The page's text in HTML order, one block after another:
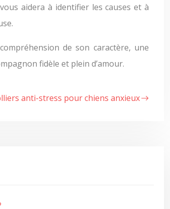
aidera à identifier les causes et à
de son caractère, une
fidèle et plein d’amour.
anti-stress pour chiens anxieux